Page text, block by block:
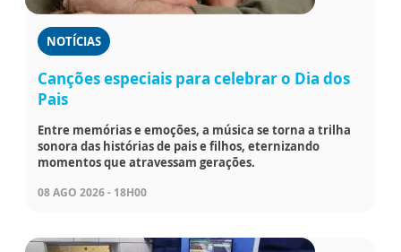
NOTÍCIAS
Canções especiais para celebrar o Dia dos
Pais
Entre memórias e emoções, a música se torna a trilha
sonora das histórias de pais e filhos, eternizando
momentos que atravessam gerações.
08 AGO 2026 - 18H00